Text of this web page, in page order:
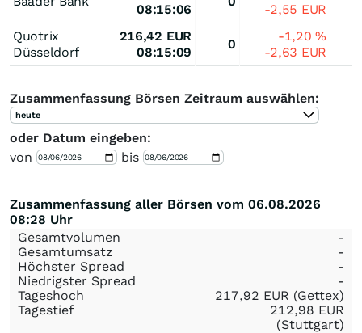
08:15:06
-2,55 EUR
Quotrix
Düsseldorf
216,42 EUR
08:15:09
0
-1,20%
-2,63 EUR
Zusammenfassung Börsen Zeitraum auswählen:
heute
oder Datum eingeben:
von
bis
Zusammenfassung aller Börsen vom 06.08.2026
08:28 Uhr
Gesamtvolumen
-
Gesamtumsatz
-
Höchster Spread
-
Niedrigster Spread
-
Tageshoch
217,92 EUR (Gettex)
Tagestief
212,98 EUR
(Stuttgart)